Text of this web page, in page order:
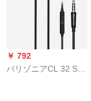
￥ 792
パリゾニアCL 32 S入